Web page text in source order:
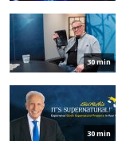
30 min
30 min